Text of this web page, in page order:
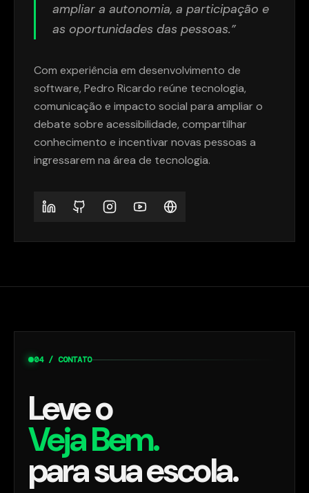
ampliar a autonomia, a participação e
as oportunidades das pessoas.”
Com experiência em desenvolvimento de
software, Pedro Ricardo reúne tecnologia,
comunicação e impacto social para ampliar o
debate sobre acessibilidade, compartilhar
conhecimento e incentivar novas pessoas a
ingressarem na área de tecnologia.
04 / CONTATO
Leve o
Veja Bem.
para sua escola.